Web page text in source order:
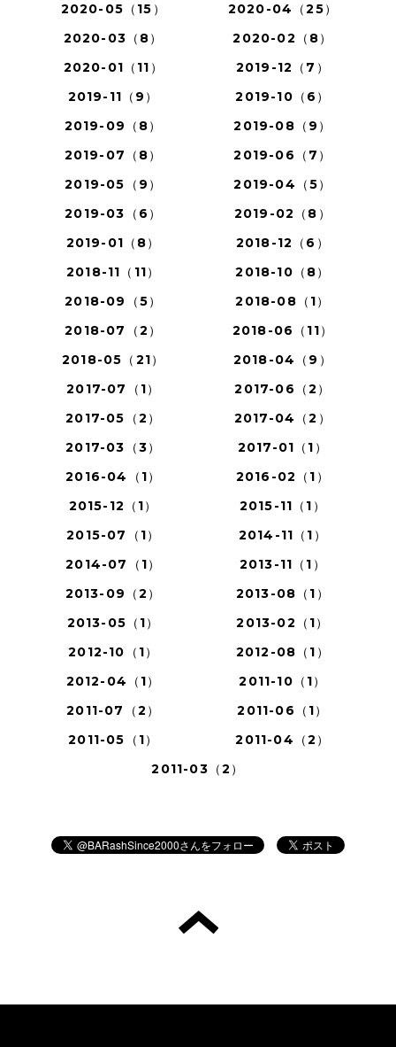
2020-05（15）
2020-04（25）
2020-03（8）
2020-02（8）
2020-01（11）
2019-12（7）
2019-11（9）
2019-10（6）
2019-09（8）
2019-08（9）
2019-07（8）
2019-06（7）
2019-05（9）
2019-04（5）
2019-03（6）
2019-02（8）
2019-01（8）
2018-12（6）
2018-11（11）
2018-10（8）
2018-09（5）
2018-08（1）
2018-07（2）
2018-06（11）
2018-05（21）
2018-04（9）
2017-07（1）
2017-06（2）
2017-05（2）
2017-04（2）
2017-03（3）
2017-01（1）
2016-04（1）
2016-02（1）
2015-12（1）
2015-11（1）
2015-07（1）
2014-11（1）
2014-07（1）
2013-11（1）
2013-09（2）
2013-08（1）
2013-05（1）
2013-02（1）
2012-10（1）
2012-08（1）
2012-04（1）
2011-10（1）
2011-07（2）
2011-06（1）
2011-05（1）
2011-04（2）
2011-03（2）